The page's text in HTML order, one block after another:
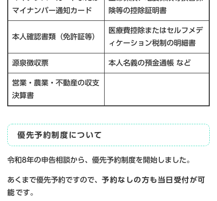
マイナンバー通知カード
険等の控除証明書
本人確認書類（免許証等）
医療費控除またはセルフメデ
ィケーション税制の明細書
源泉徴収票 本人名義の預金通帳 など
営業・農業・不動産の収支
決算書
優先予約制度について
令和8年の申告相談から、優先予約制度を開始しました。
あくまで優先予約ですので、 予約なしの方も当日受付が可
能 です。